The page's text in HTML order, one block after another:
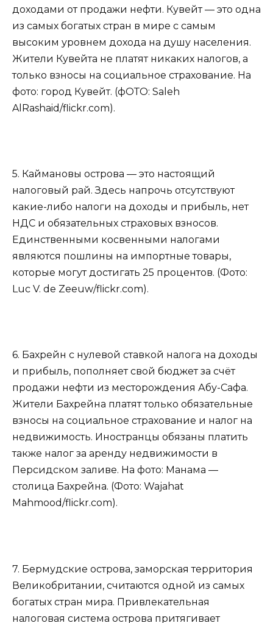
доходами от продажи нефти. Кувейт — это одна
из самых богатых стран в мире с самым
высоким уровнем дохода на душу населения.
Жители Кувейта не платят никаких налогов, а
только взносы на социальное страхование. На
фото: город Кувейт. (фОТО: Saleh
AlRashaid/flickr.com).
5. Каймановы острова — это настоящий
налоговый рай. Здесь напрочь отсутствуют
какие-либо налоги на доходы и прибыль, нет
НДС и обязательных страховых взносов.
Единственными косвенными налогами
являются пошлины на импортные товары,
которые могут достигать 25 процентов. (Фото:
Luc V. de Zeeuw/flickr.com).
6. Бахрейн с нулевой ставкой налога на доходы
и прибыль, пополняет свой бюджет за счёт
продажи нефти из месторождения Абу-Сафа.
Жители Бахрейна платят только обязательные
взносы на социальное страхование и налог на
недвижимость. Иностранцы обязаны платить
также налог за аренду недвижимости в
Персидском заливе. На фото: Манама —
столица Бахрейна. (Фото: Wajahat
Mahmood/flickr.com).
7. Бермудские острова, заморская территория
Великобритании, считаются одной из самых
богатых стран мира. Привлекательная
налоговая система острова притягивает